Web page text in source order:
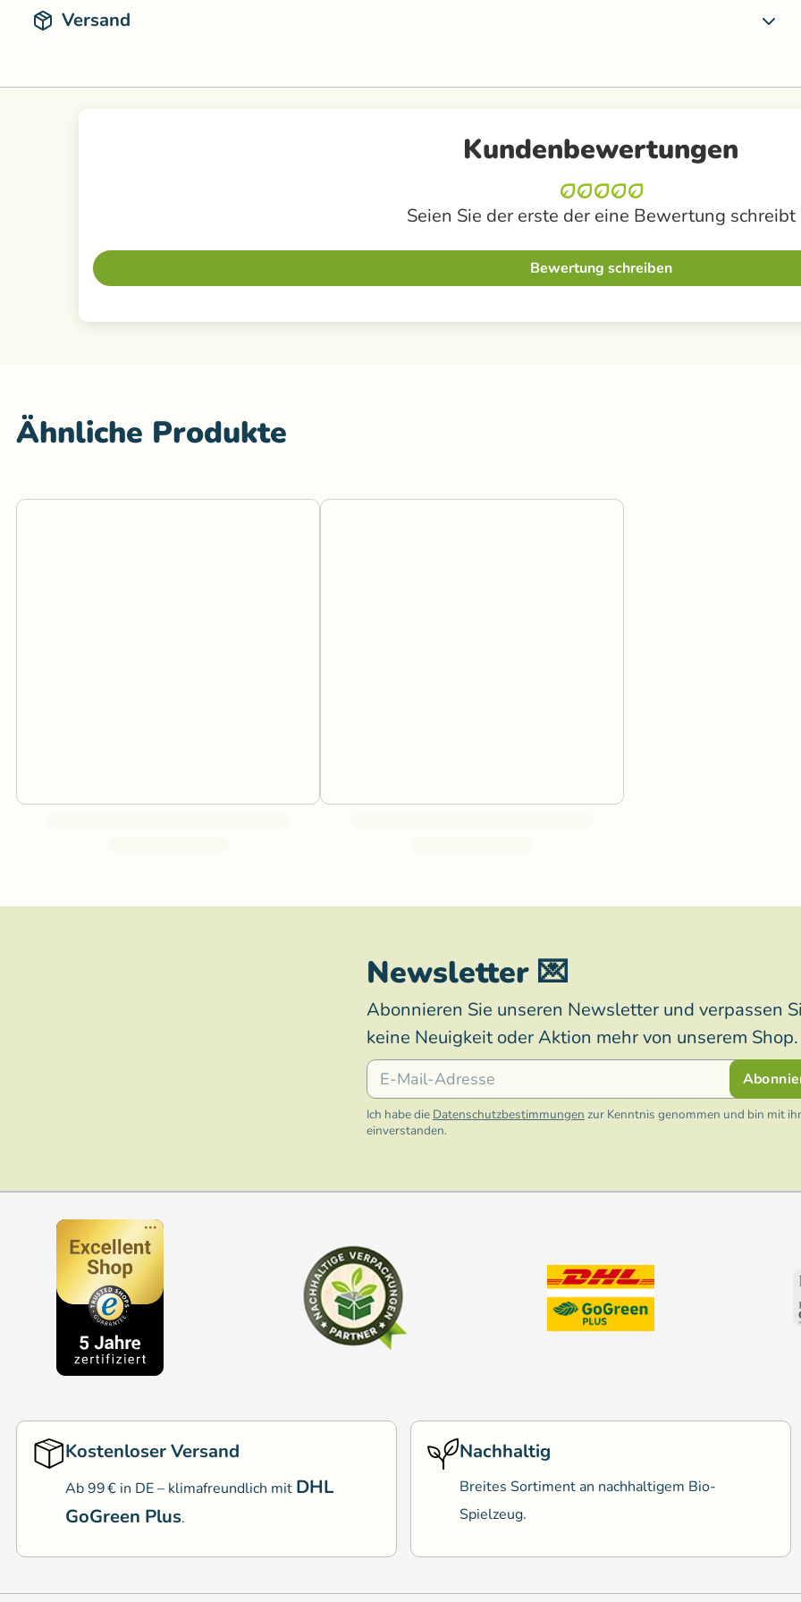
Versand
Kundenbewertungen
Seien Sie der erste der eine Bewertung schreibt
Bewertung schreiben
Ähnliche Produkte
Newsletter 💌
Abonnieren Sie unseren Newsletter und verpassen
keine Neuigkeit oder Aktion mehr von unserem Shop.
E-Mail
Ich habe die Datenschutzbestimmungen zur Kenntnis genommen und bin mit
einverstanden.
Kostenloser Versand
Ab 99 € in DE – klimafreundlich mit DHL
GoGreen Plus.
Nachhaltig
Breites Sortiment an nachhaltigem Bio-
Spielzeug.